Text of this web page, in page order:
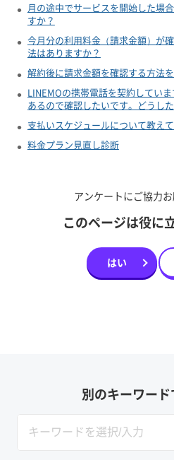
月の途中でサービスを開始した場
すか？
今月分の利用料金（請求金額）が
法はありますか？
解約後に請求金額を確認する方法を
LINEMOの携帯電話を契約してい
あるので確認したいです。どうし
支払いスケジュールについて教えて
料金プラン見直し診断
アンケートにご協力
このページは役に
はい
別のキーワー